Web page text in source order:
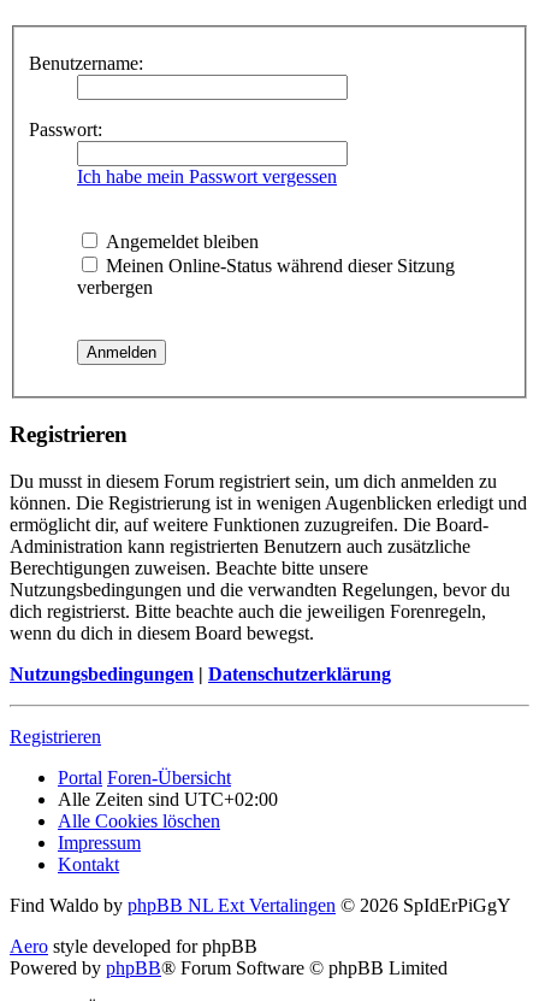
Benutzername:
Passwort:
Ich habe mein Passwort vergessen
Angemeldet bleiben
Meinen Online-Status während dieser Sitzung
verbergen
Registrieren
Du musst in diesem Forum registriert sein, um dich anmelden zu
können. Die Registrierung ist in wenigen Augenblicken erledigt und
ermöglicht dir, auf weitere Funktionen zuzugreifen. Die Board-
Administration kann registrierten Benutzern auch zusätzliche
Berechtigungen zuweisen. Beachte bitte unsere
Nutzungsbedingungen und die verwandten Regelungen, bevor du
dich registrierst. Bitte beachte auch die jeweiligen Forenregeln,
wenn du dich in diesem Board bewegst.
Nutzungsbedingungen | Datenschutzerklärung
Registrieren
Portal Foren-Übersicht
Alle Zeiten sind UTC+02:00
Alle Cookies löschen
Impressum
Kontakt
Find Waldo by phpBB NL Ext Vertalingen © 2026 SpIdErPiGgY
Aero style developed for phpBB
Powered by phpBB® Forum Software © phpBB Limited